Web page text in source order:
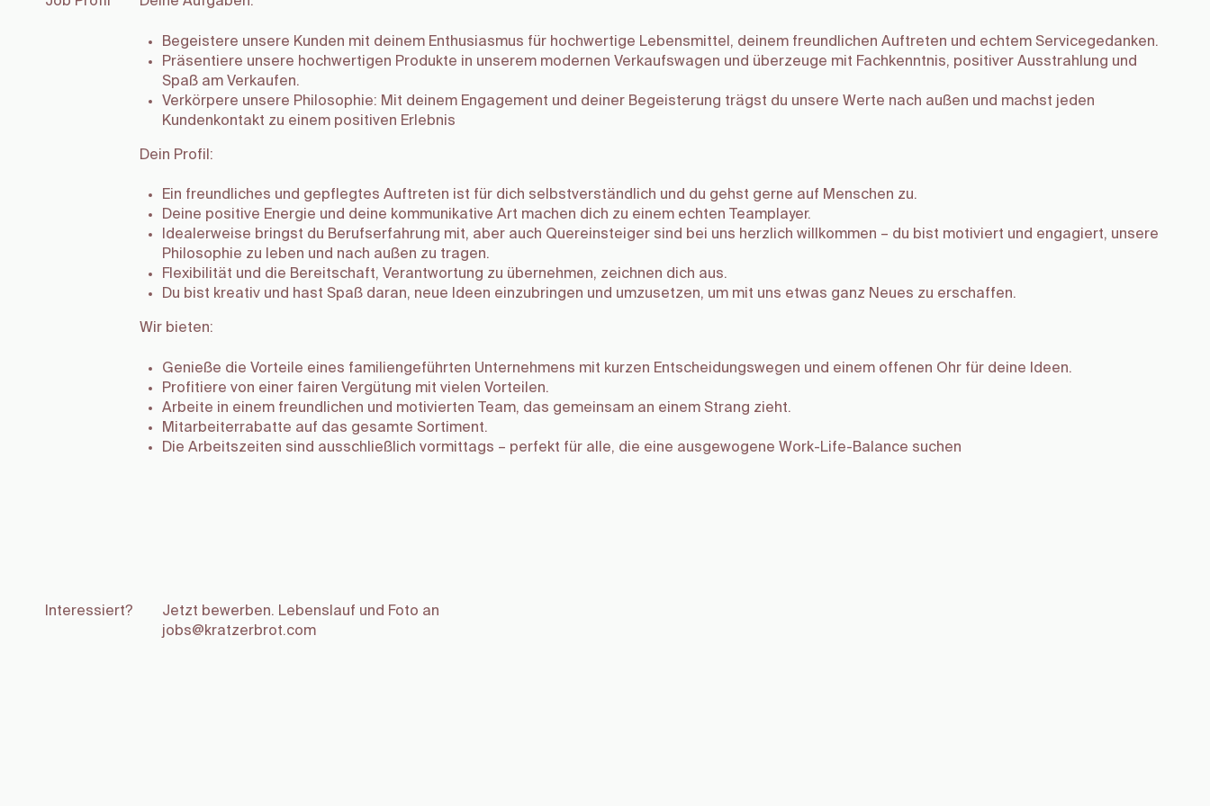
Begeistere unsere Kunden mit deinem Enthusiasmus für hochwertige Lebensmittel, deinem freundlichen Auftreten und echtem Servicegedanken.
Präsentiere unsere hochwertigen Produkte in unserem modernen Verkaufswagen und überzeuge mit Fachkenntnis, positiver Ausstrahlung und
Spaß am Verkaufen.
Verkörpere unsere Philosophie: Mit deinem Engagement und deiner Begeisterung trägst du unsere Werte nach außen und machst jeden
Kundenkontakt zu einem positiven Erlebnis
Dein Profil:
Ein freundliches und gepflegtes Auftreten ist für dich selbstverständlich und du gehst gerne auf Menschen zu.
Deine positive Energie und deine kommunikative Art machen dich zu einem echten Teamplayer.
Idealerweise bringst du Berufserfahrung mit, aber auch Quereinsteiger sind bei uns herzlich willkommen – du bist motiviert und engagiert, unsere
Philosophie zu leben und nach außen zu tragen.
Flexibilität und die Bereitschaft, Verantwortung zu übernehmen, zeichnen dich aus.
Du bist kreativ und hast Spaß daran, neue Ideen einzubringen und umzusetzen, um mit uns etwas ganz Neues zu erschaffen.
Wir bieten:
Genieße die Vorteile eines familiengeführten Unternehmens mit kurzen Entscheidungswegen und einem offenen Ohr für deine Ideen.
Profitiere von einer fairen Vergütung mit vielen Vorteilen.
Arbeite in einem freundlichen und motivierten Team, das gemeinsam an einem Strang zieht.
Mitarbeiterrabatte auf das gesamte Sortiment.
Die Arbeitszeiten sind ausschließlich vormittags – perfekt für alle, die eine ausgewogene Work-Life-Balance suchen
Interessiert?
Jetzt bewerben. Lebenslauf und Foto an
jobs@kratzerbrot.com